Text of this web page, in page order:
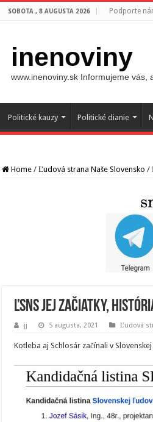
SOBOTA , 8 AUGUSTA 2026 Podporte
inenoviny
www.inenoviny.sk Informujeme vás,
Politické kauzy Politické dianie
Home / Ľudová strana Naše Slovensko /
ĽSNS jej začiatky,
jj 5 augusta, 2021 Ľudová
Kotleba aj Schlosár začínali v